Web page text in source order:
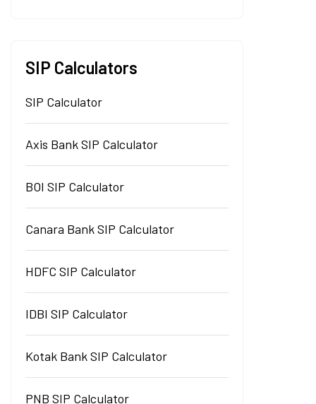
SIP Calculators
SIP Calculator
Axis Bank SIP Calculator
BOI SIP Calculator
Canara Bank SIP Calculator
HDFC SIP Calculator
IDBI SIP Calculator
Kotak Bank SIP Calculator
PNB SIP Calculator